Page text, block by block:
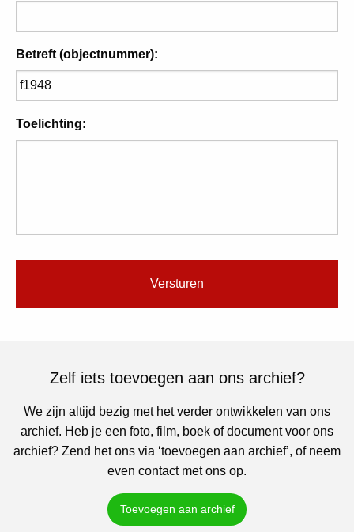
Betreft (objectnummer):
Toelichting:
Zelf iets toevoegen aan ons archief?
We zijn altijd bezig met het verder ontwikkelen van ons
archief. Heb je een foto, film, boek of document voor ons
archief? Zend het ons via ‘toevoegen aan archief’, of neem
even contact met ons op.
Toevoegen aan archief